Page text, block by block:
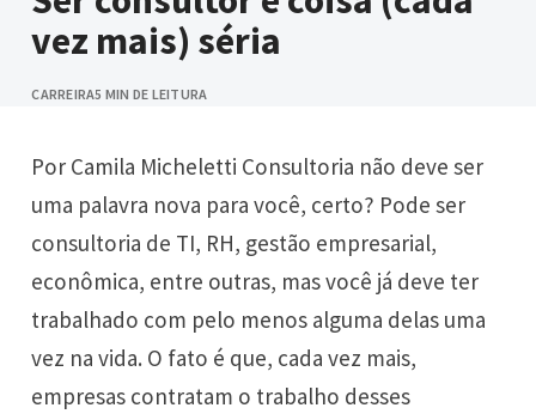
vez mais) séria
CARREIRA5 MIN DE LEITURA
Por Camila Micheletti Consultoria não deve ser
uma palavra nova para você, certo? Pode ser
consultoria de TI, RH, gestão empresarial,
econômica, entre outras, mas você já deve ter
trabalhado com pelo menos alguma delas uma
vez na vida. O fato é que, cada vez mais,
empresas contratam o trabalho desses